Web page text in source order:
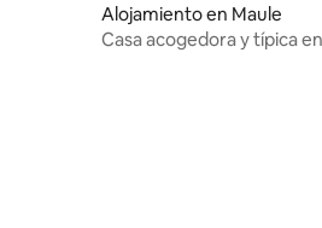
Alojamiento en Maule
Casa acogedora y típica